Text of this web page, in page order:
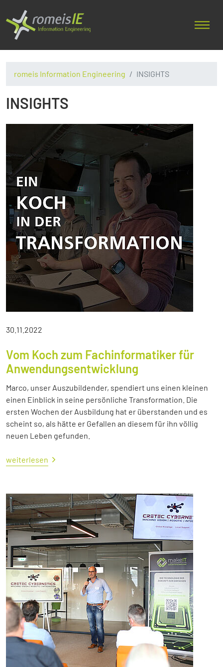
romeis Information Engineering INSIGHTS
INSIGHTS
30.11.2022
Vom Koch zum Fachinformatiker für
Anwendungsentwicklung
Marco, unser Auszubildender, spendiert uns einen kleinen
einen Einblick in seine persönliche Transformation. Die
ersten Wochen der Ausbildung hat er überstanden und es
scheint so, als hätte er Gefallen an diesem für ihn völlig
neuen Leben gefunden.
weiterlesen